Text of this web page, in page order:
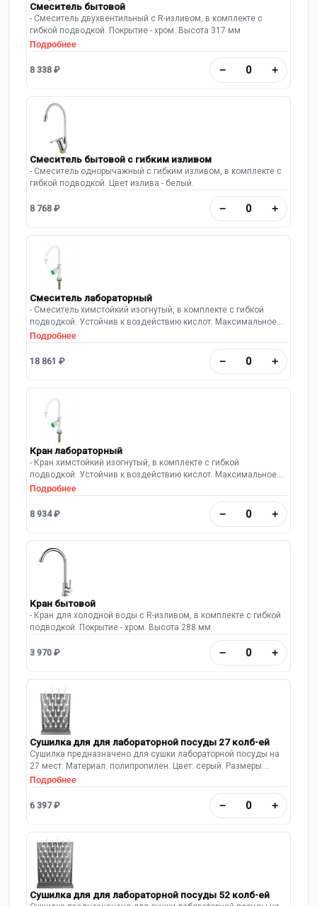
Смеситель бытовой
- Смеситель двухвентильный с R-изливом, в комплекте с
гибкой подводкой. Покрытие - хром. Высота 317 мм
Подробнее
8 338 ₽ − +
Смеситель бытовой с гибким изливом
- Смеситель однорычажный с гибким изливом, в комплекте с
гибкой подводкой. Цвет излива - белый.
8 768 ₽ − +
Смеситель лабораторный
- Смеситель химстойкий изогнутый, в комплекте с гибкой
подводкой. Устойчив к воздействию кислот. Максимальное
рабочее давление: 10 Бар.
Подробнее
18 861 ₽ − +
Кран лабораторный
- Кран химстойкий изогнутый, в комплекте с гибкой
подводкой. Устойчив к воздействию кислот. Максимальное
рабочее давление: 10 Бар.
Подробнее
8 934 ₽ − +
Кран бытовой
- Кран для холодной воды с R-изливом, в комплекте с гибкой
подводкой. Покрытие - хром. Высота 288 мм
3 970 ₽ − +
Сушилка для для лабораторной посуды 27 колб-ей
Сушилка предназначено для сушки лабораторной посуды на
27 мест. Материал: полипропилен. Цвет: серый. Размеры:
400х110х555 Имеется полипропиленовый поддон.
Предусмотрен шланг для слива воды.
Подробнее
6 397 ₽ − +
Сушилка для для лабораторной посуды 52 колб-ей